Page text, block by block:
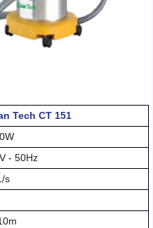
Tech CT 151
- 50Hz
s